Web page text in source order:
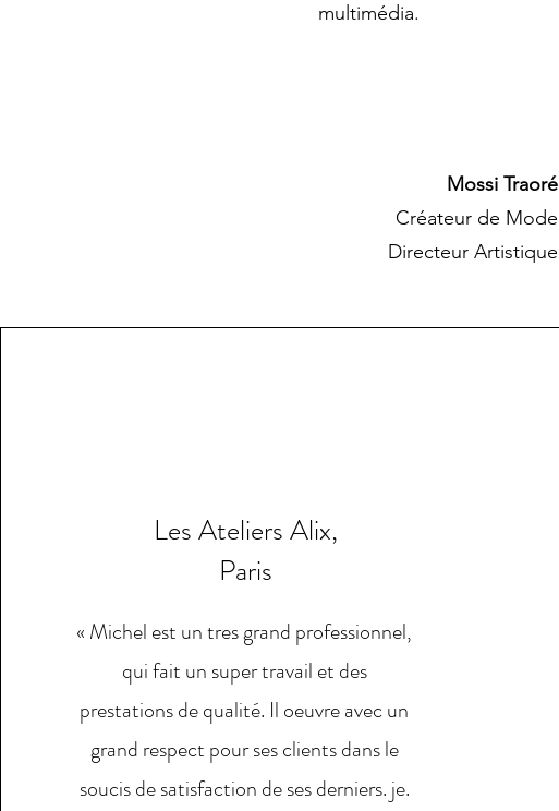
multimédia.
Mossi Traoré
Créateur de Mode
Directeur Artistique
Les Ateliers Alix,
Paris
« Michel est un tres grand professionnel,
qui fait un super travail et des
prestations de qualité. Il oeuvre avec un
grand respect pour ses clients dans le
soucis de satisfaction de ses derniers. je.